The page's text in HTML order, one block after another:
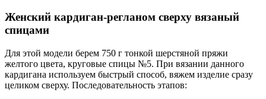
Женский кардиган-регланом сверху вязаный
спицами
Для этой модели берем 750 г тонкой шерстяной пряжи
желтого цвета, круговые спицы №5. При вязании данного
кардигана используем быстрый способ, вяжем изделие сразу
целиком сверху. Последовательность этапов: